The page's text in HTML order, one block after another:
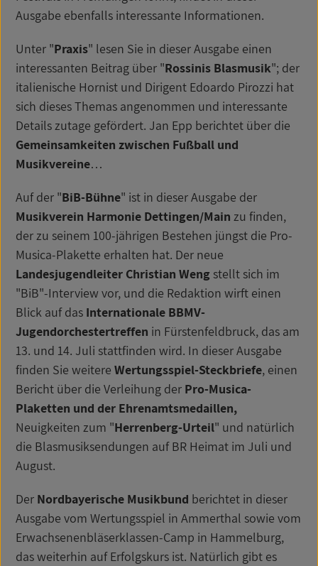
Ausgabe ebenfalls interessante Informationen.
Unter "Praxis" lesen Sie in dieser Ausgabe einen
interessanten Beitrag über "Rossinis Blasmusik"; der
italienische Hornist und Dirigent Edoardo Pirozzi hat
sich dieses Themas angenommen und interessante
Details zutage gefördert. Jan Epp berichtet über die
Gemeinsamkeiten zwischen Fußball und
Musikvereine…
Auf der "BiB-Bühne" ist in dieser Ausgabe der
Musikverein Harmonie Dettingen/Main zu finden,
der zu seinem 100-jährigen Bestehen jüngst die Pro-
Musica-Plakette erhalten hat. Der neue
Landesjugendleiter Christian Weng stellt sich im
"BiB"-Interview vor, und die Redaktion wirft einen
Blick auf das Internationale BBMV-
Jugendorchestertreffen in Fürstenfeldbruck, das am
13. und 14. Juli stattfinden wird. In dieser Ausgabe
finden Sie weitereWertungsspiel-Steckbriefe, einen
Bericht über die Verleihung der Pro-Musica-
Plaketten und der Ehrenamtsmedaillen,
Neuigkeiten zum "Herrenberg-Urteil" und natürlich
die Blasmusiksendungen auf BR Heimat im Juli und
August.
Der Nordbayerische Musikbund berichtet in dieser
Ausgabe vom Wertungsspiel in Ammerthal sowie vom
Erwachsenenbläserklassen-Camp in Hammelburg,
das weiterhin auf Erfolgskurs ist. Natürlich gibt es